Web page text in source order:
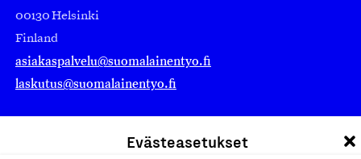
Evästeasetukset
00130 Helsinki
Finland
asiakaspalvelu@suomalainentyo.fi
laskutus@suomalainentyo.fi